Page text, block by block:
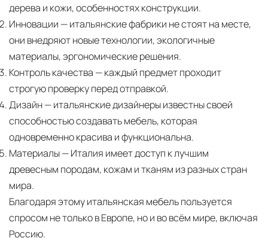
дерева и кожи, особенностях конструкции.
Инновации — итальянские фабрики не стоят на месте,
они внедряют новые технологии, экологичные
материалы, эргономические решения.
Контроль качества — каждый предмет проходит
строгую проверку перед отправкой.
Дизайн— итальянские дизайнеры известны своей
способностью создавать мебель, которая
одновременно красива и функциональна.
Материалы— Италия имеет доступ к лучшим
древесным породам, кожам и тканям из разных стран
мира.
Благодаря этому итальянская мебель пользуется
спросом не только в Европе, но и во всём мире, включая
Россию.